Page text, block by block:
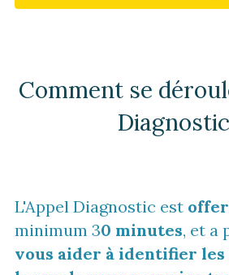
Comment se
L'Appel Diagnostic est
minimum 30 minutes
vous aider à identifier